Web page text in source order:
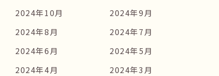
2024年10月
2024年9月
2024年8月
2024年7月
2024年6月
2024年5月
2024年4月
2024年3月